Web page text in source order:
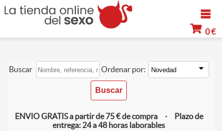
0 €
Buscar Ordenar por:
ENVIO GRATIS a partir de 75 € de compra · Plazo de
entrega: 24 a 48 horas laborables